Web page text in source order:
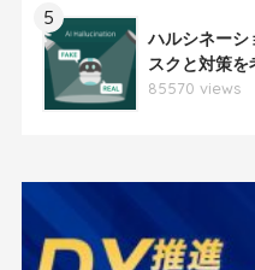
5
ハルシネーシ
スクと対策を
85570 views